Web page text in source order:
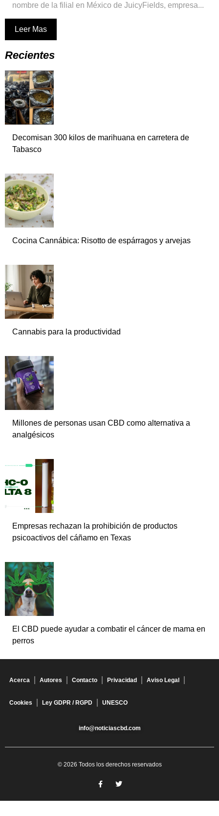
nombre de la filial en México de JuicyFields, empresa...
Leer Mas
Recientes
Decomisan 300 kilos de marihuana en carretera de
Tabasco
Cocina Cannábica: Risotto de espárragos y arvejas
Cannabis para la productividad
Millones de personas usan CBD como alternativa a
analgésicos
Empresas rechazan la prohibición de productos
psicoactivos del cáñamo en Texas
El CBD puede ayudar a combatir el cáncer de mama en
perros
Acerca Autores Contacto Privacidad Aviso Legal
Cookies Ley GDPR / RGPD UNESCO
info@noticiascbd.com
© 2026 Todos los derechos reservados